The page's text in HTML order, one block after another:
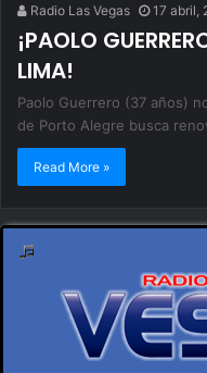
Radio Las Vegas 17 abril,
¡PAOLO
LIMA!
Paolo Guerrero (37 años)
de Porto Alegre busca
Read More »